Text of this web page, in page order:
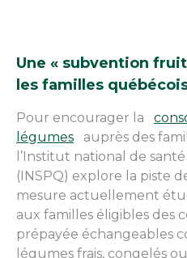
Une « subvention
les familles
Pour encourager la
légumes
auprès des
l’Institut national de
(INSPQ) explore la piste
mesure actuellement
aux familles éligibles des
prépayée échangeables
légumes frais, congelés